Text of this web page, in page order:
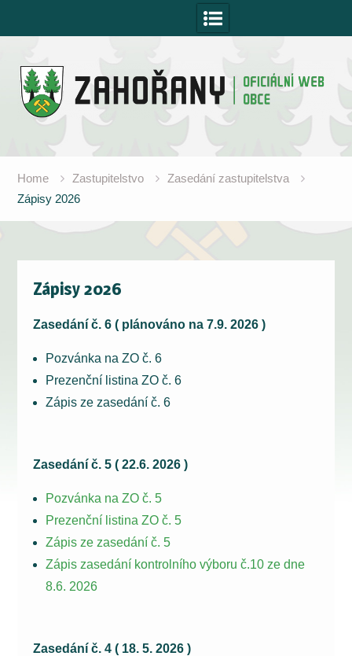
Home Zastupitelstvo
Zasedání zastupitelstva
Zápisy 2026
Zápisy 2026
Zasedání č. 6 ( plánováno na 7.9. 2026 )
Pozvánka na ZO č. 6
Prezenční listina ZO č. 6
Zápis ze zasedání č. 6
Zasedání č. 5 ( 22.6. 2026 )
Pozvánka na ZO č. 5
Prezenční listina ZO č. 5
Zápis ze zasedání č. 5
Zápis zasedání kontrolního výboru č.10 ze dne
8.6. 2026
Zasedání č. 4 ( 18. 5. 2026 )